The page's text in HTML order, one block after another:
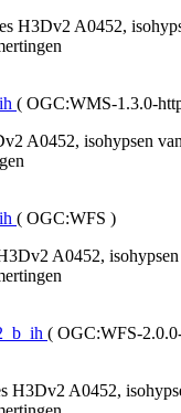
H3Dv2 A0452,
( OGC:WMS-1.3.0-
A0452, isohypsen
( OGC:WFS )
A0452,
( OGC:WFS-
H3Dv2 A0452,